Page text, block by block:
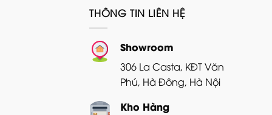
THÔNG TIN LIÊN HỆ
Showroom
306 La Casta, KĐT Văn
Phú, Hà Đông, Hà Nội
Kho Hàng